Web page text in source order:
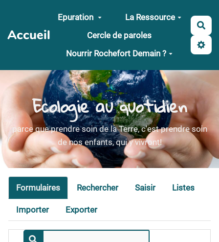
Aller au contenu principal
Accueil
Epuration
La Ressource
Cercle de paroles
Nourrir Rochefort Demain ?
Ecologie au quotidien
parce que prendre soin de la Terre, c'est prendre soin
de nos enfants, qui y vivront!
Formulaires Rechercher Saisir Listes
Importer Exporter